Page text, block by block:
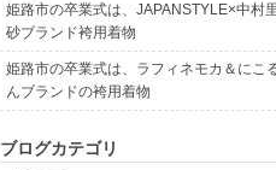
姫路市の卒業式は、JAPANSTYLE×中村
砂ブランド袴用着物
姫路市の卒業式は、ラフィネモカ＆にこ
んブランドの袴用着物
ブログカテゴリ